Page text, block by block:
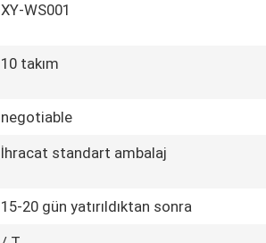
XY-WS001
10 takım
negotiable
İhracat standart ambalaj
15-20 gün yatırıldıktan sonra